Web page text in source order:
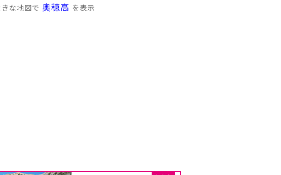
な地図で 奥穂高 を表示